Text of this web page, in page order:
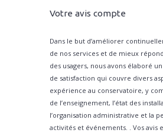
Votre avis compte
Dans le but d’améliorer
de nos services et de mieux
des usagers, nous avons élaboré
de satisfaction qui couvre divers
expérience au conservatoire, y
de l’enseignement, l’état des
l’organisation administrative et la
activités et événements. . Vos avis